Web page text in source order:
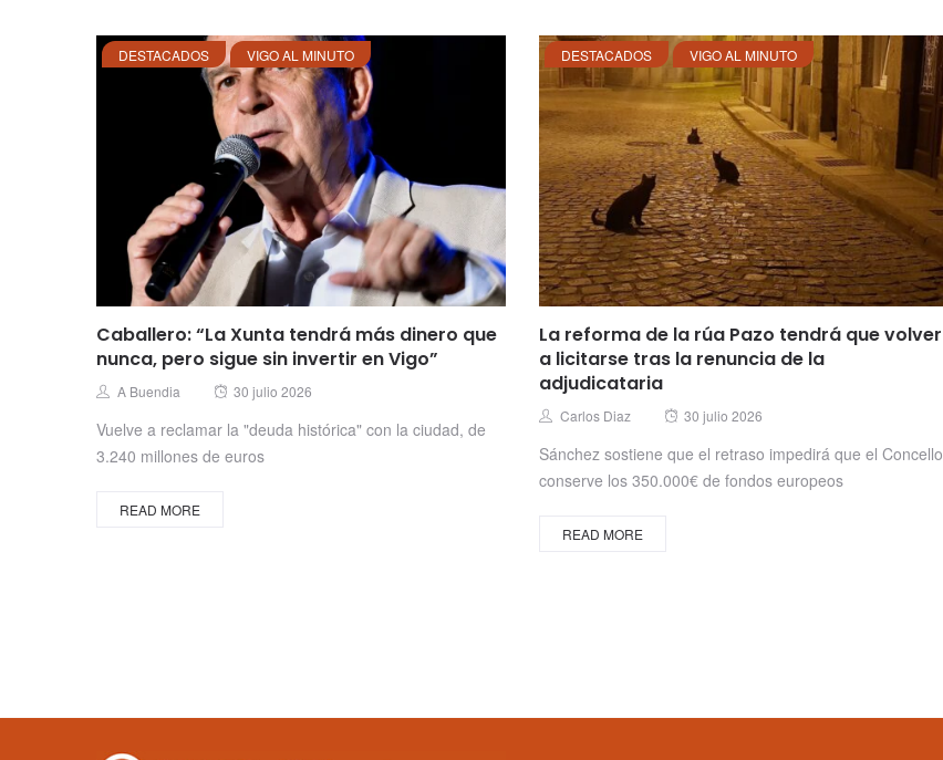
DESTACADOS VIGO AL MINUTO
Caballero: “La Xunta tendrá más dinero que
nunca, pero sigue sin invertir en Vigo”
Author
A Buendia
Posted
30 julio 2026
Vuelve a reclamar la "deuda histórica" con la ciudad, de
3.240 millones de euros
READ MORE
DESTACADOS VIGO AL MINUTO
La reforma de la rúa Pazo tendrá que volver
a licitarse tras la renuncia de la
adjudicataria
Author
Carlos Diaz
Posted
30 julio 2026
Sánchez sostiene que el retraso impedirá que el Concello
conserve los 350.000€ de fondos europeos
READ MORE